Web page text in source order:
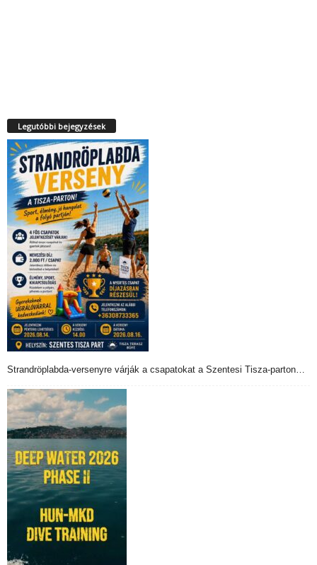
Legutóbbi bejegyzések
Strandröplabda-versenyre várják a csapatokat a Szentesi Tisza-parton…